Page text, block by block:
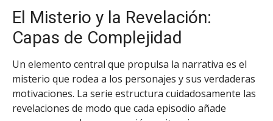
El Misterio y la Revelación:
Capas de Complejidad
Un elemento central que propulsa la narrativa es el
misterio que rodea a los personajes y sus verdaderas
motivaciones. La serie estructura cuidadosamente las
revelaciones de modo que cada episodio añade